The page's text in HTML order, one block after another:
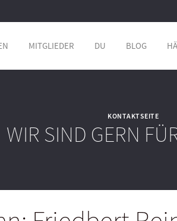
MITGLIEDER DU BLOG
KONTAKTSEITE
WIR SIND GERN